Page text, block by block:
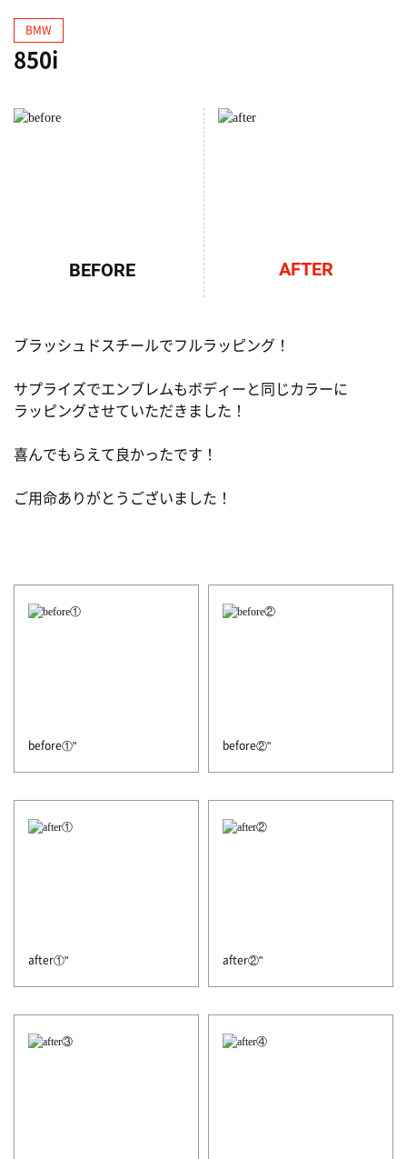
BMW
850i
BEFORE AFTER
ブラッシュドスチールでフルラッピング！
サプライズでエンブレムもボディーと同じカラーに
ラッピングさせていただきました！
喜んでもらえて良かったです！
ご用命ありがとうございました！
before①" before②"
after①" after②"